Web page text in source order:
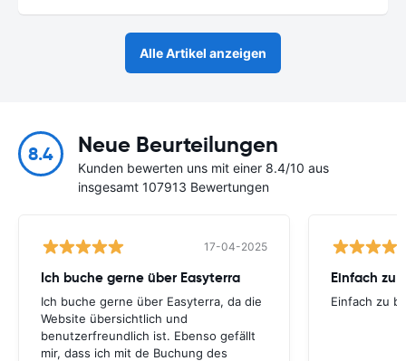
Alle Artikel anzeigen
8.4 Neue Beurteilungen
Kunden bewerten uns mit einer 8.4/10 aus
insgesamt 107913 Bewertungen
17-04-2025
Ich buche gerne über Easyterra
Ich buche gerne über Easyterra, da die
Website übersichtlich und
benutzerfreundlich ist. Ebenso gefällt
mir, dass ich mit de Buchung des
Einfach zu
Einfach zu